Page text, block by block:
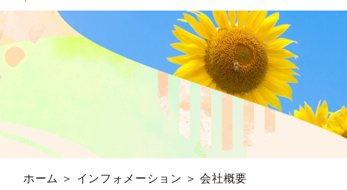
ホーム ＞ インフォメーション ＞ 会社概要